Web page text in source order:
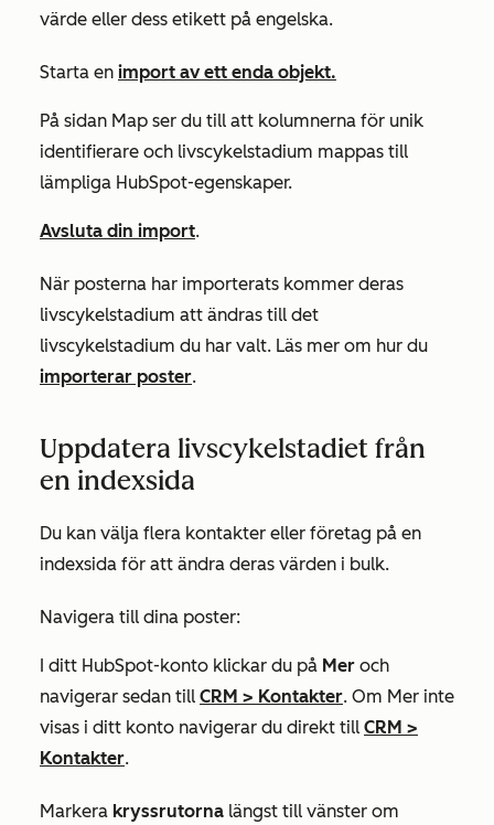
värde eller dess etikett på engelska.
Starta en import av ett enda objekt.
På sidan Map ser du till att kolumnerna för unik
identifierare och livscykelstadium mappas till
lämpliga HubSpot-egenskaper.
Avsluta din import.
När posterna har importerats kommer deras
livscykelstadium att ändras till det
livscykelstadium du har valt. Läs mer om hur du
importerar poster.
Uppdatera livscykelstadiet från
en indexsida
Du kan välja flera kontakter eller företag på en
indexsida för att ändra deras värden i bulk.
Navigera till dina poster:
I ditt HubSpot-konto klickar du på Mer och
navigerar sedan till CRM > Kontakter. Om Mer inte
visas i ditt konto navigerar du direkt till CRM >
Kontakter.
Markera kryssrutorna längst till vänster om